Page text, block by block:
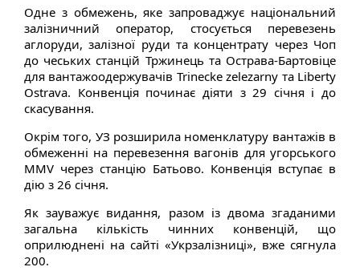
Одне з обмежень, яке запроваджує національний
залізничний оператор, стосується перевезень
аглоруди, залізної руди та концентрату через Чоп
до чеських станцій Тржинець та Острава-Бартовіце
для вантажоодержувачів Trinecke zelezarny та Liberty
Ostrava. Конвенція починає діяти з 29 січня і до
скасування.
Окрім того, УЗ розширила номенклатуру вантажів в
обмеженні на перевезення вагонів для угорського
MMV через станцію Батьово. Конвенція вступає в
дію з 26 січня.
Як зауважує видання, разом із двома згаданими
загальна кількість чинних конвенцій, що
оприлюднені на сайті «Укрзалізниці», вже сягнула
200.